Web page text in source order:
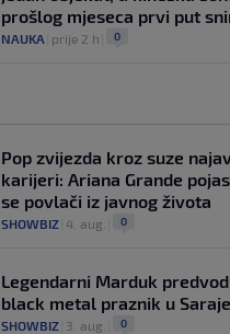
prošlog mjeseca prvi put
NAUKA prije 2 h 0
Pop zvijezda kroz suze
karijeri: Ariana Grande
se povlači iz javnog života
SHOWBIZ 4. aug. 0
Legendarni Marduk
black metal praznik u
SHOWBIZ 3. aug. 0